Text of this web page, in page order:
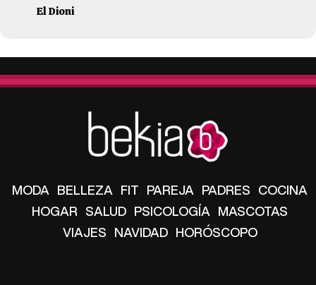
El Dioni
MODA BELLEZA FIT PAREJA PADRES COCINA
HOGAR SALUD PSICOLOGÍA MASCOTAS
VIAJES NAVIDAD HORÓSCOPO